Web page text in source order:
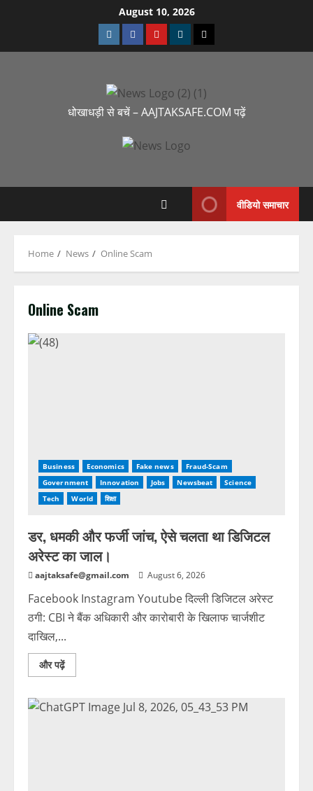
August 10, 2026
धोखाधड़ी से बचें – AAJTAKSAFE.COM पढ़ें
वीडियो समाचार
Home News Online Scam
Online Scam
Business Economics Fake news
Fraud-Scam
Government
Innovation Jobs Newsbeat
Science
Tech
World शिक्षा
डर, धमकी और फर्जी जांच, ऐसे चलता था डिजिटल
अरेस्ट का जाल।
aajtaksafe@gmail.com August 6, 2026
Facebook Instagram Youtube दिल्ली डिजिटल अरेस्ट
ठगी: CBI ने बैंक अधिकारी और कारोबारी के खिलाफ चार्जशीट
दाखिल,...
और पढ़ें